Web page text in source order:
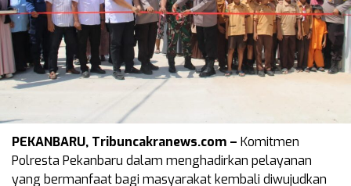
PEKANBARU, Tribuncakranews.com – Komitmen
Polresta Pekanbaru dalam menghadirkan pelayanan
yang bermanfaat bagi masyarakat kembali diwujudkan